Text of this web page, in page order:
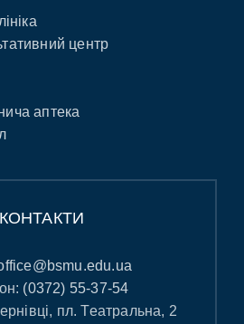
центр
аптека
КОНТАКТИ
(0372) 55-37-54
пл. Театральна, 2